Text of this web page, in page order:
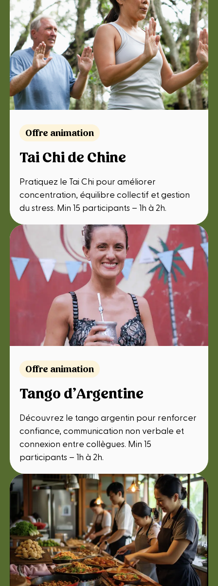
Offre animation
Tai Chi de Chine
Pratiquez le Tai Chi pour améliorer
concentration, équilibre collectif et gestion
du stress. Min 15 participants – 1h à 2h.
Offre animation
Tango d’Argentine
Découvrez le tango argentin pour renforcer
confiance, communication non verbale et
connexion entre collègues. Min 15
participants – 1h à 2h.